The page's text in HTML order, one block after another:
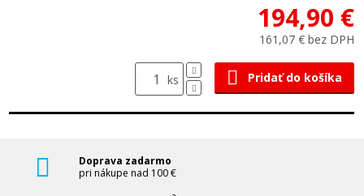
194,90 €
161,07 € bez DPH
ks Pridať do košíka
Doprava zadarmo
pri nákupe nad 100 €